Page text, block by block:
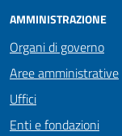
AMMINISTRAZIONE
Organi di governo
Aree amministrative
Uffici
Enti e fondazioni